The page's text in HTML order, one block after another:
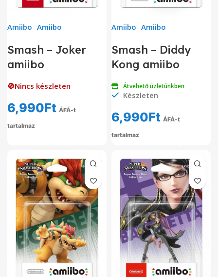
Amiibo- Amiibo
Smash – Joker
amiibo
🚫Nincs készleten
6,990Ft ÁFÁ-t
tartalmaz
Amiibo- Amiibo
Smash – Diddy
Kong amiibo
Átvehető üzletünkben
Készleten
6,990Ft ÁFÁ-t
tartalmaz